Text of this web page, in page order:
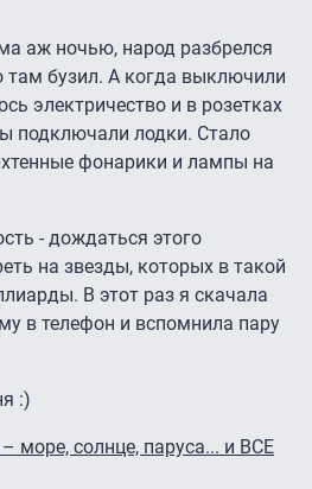
аж ночью, народ разбрелся
там бузил. А когда выключили
электричество и в розетках
подключали лодки. Стало
фонарики и лампы на
- дождаться этого
на звезды, которых в такой
В этот раз я скачала
в телефон и вспомнила пару
:)
море, солнце, паруса... и ВСЕ